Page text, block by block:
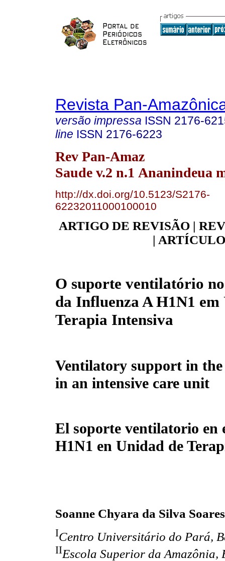
Revista Pan-
versão impressa ISSN 2176-
line ISSN 2176-6223
Rev Pan-Amaz
Saude v.2 n.1 Ananindeua
http://dx.doi.org/10.5123/S2176-
62232011000100010
ARTIGO DE REVISÃO |
|
O suporte ventilatório
da Influenza A H1N1 em
Terapia Intensiva
Ventilatory support in
in an intensive care unit
El soporte ventilatorio en
H1N1 en Unidad de
Soanne Chyara da Silva Soares
ICentro Universitário do Pará,
IIEscola Superior da Amazônia,